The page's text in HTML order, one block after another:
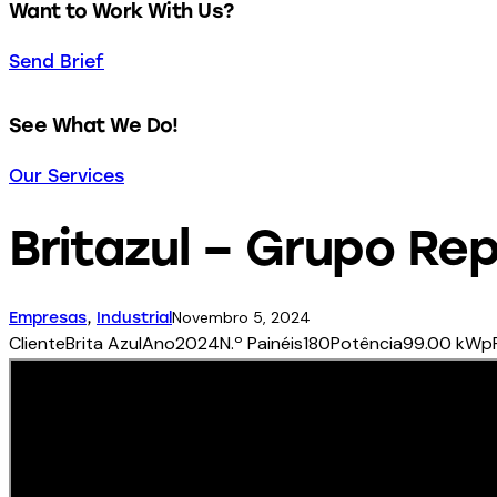
Want to Work With Us?
Send Brief
See What We Do!
Our Services
Britazul – Grupo
Empresas, IndustrialNovembro 5, 2024
ClienteBrita AzulAno2024N.º Painéis180Potência99.00 kWp